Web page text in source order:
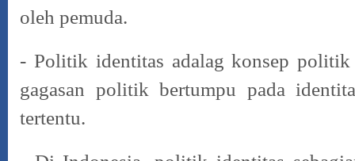
oleh pemuda.
- Politik identitas adalag konsep politik
gagasan politik bertumpu pada
tertentu.